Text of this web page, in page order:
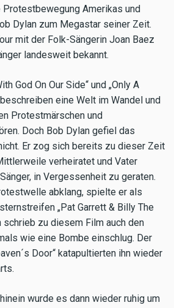
Amerikas und
Dylan zum Megastar seiner Zeit.
mit der Folk-Sängerin Joan Baez
landesweit bekannt.
God On Our Side“ und „Only A
eine Welt im Wandel und
Protestmärschen und
Doch Bob Dylan gefiel das
Er zog sich bereits zu dieser Zeit
verheiratet und Vater
in Vergessenheit zu geraten.
abklang, spielte er als
„Pat Garrett & Billy The
schrieb zu diesem Film auch den
wie eine Bombe einschlug. Der
Door“ katapultierten ihn wieder
wurde es dann wieder ruhig um